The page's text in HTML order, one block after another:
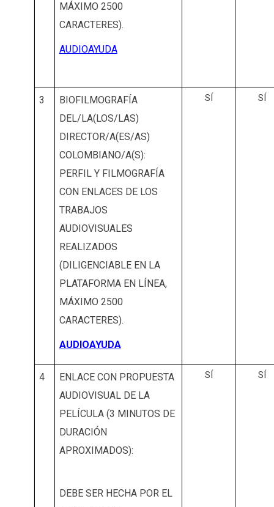
MÁXIMO 2500
CARACTERES).
AUDIOAYUDA
3
BIOFILMOGRAFÍA
DEL/LA(LOS/LAS)
DIRECTOR/A(ES/AS)
COLOMBIANO/A(S):
PERFIL Y FILMOGRAFÍA
CON ENLACES DE LOS
TRABAJOS
AUDIOVISUALES
REALIZADOS
(DILIGENCIABLE EN LA
PLATAFORMA EN LÍNEA,
MÁXIMO 2500
CARACTERES).
AUDIOAYUDA
SÍ SÍ
4
ENLACE CON PROPUESTA
AUDIOVISUAL DE LA
PELÍCULA (3 MINUTOS DE
DURACIÓN
APROXIMADOS):
DEBE SER HECHA POR EL
SÍ SÍ